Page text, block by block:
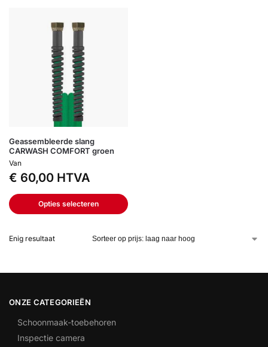
Geassembleerde slang
CARWASH COMFORT groen
Van
€ 60,00 HTVA
Opties selecteren
Enig resultaat
ONZE CATEGORIEËN
Schoonmaak-toebehoren
Inspectie camera